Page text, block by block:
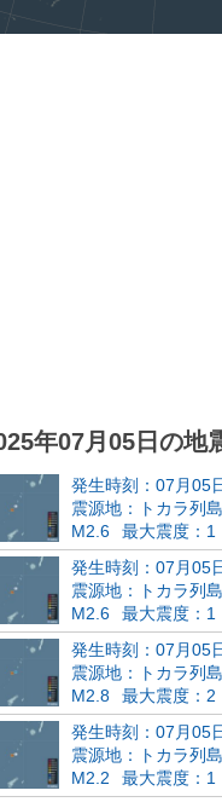
年07月05日の地
発生時刻：07月05
震源地：トカラ列
M2.6
最大震度：1
発生時刻：07月05
震源地：トカラ列
M2.6
最大震度：1
発生時刻：07月05
震源地：トカラ列
M2.8
最大震度：2
発生時刻：07月05
震源地：トカラ列
M2.2
最大震度：1